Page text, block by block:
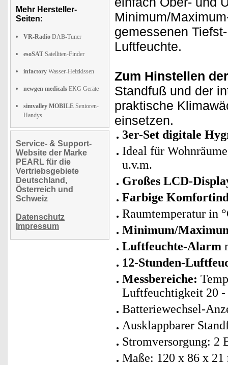
Mehr Hersteller-
Seiten:
VR-Radio DAB-Tuner
esoSAT Satelliten-Finder
infactory Wasser-Heizkissen
newgen medicals EKG Geräte
simvalley MOBILE Senioren-
Handys
Service- & Support-
Website der Marke
PEARL für die
Vertriebsgebiete
Deutschland,
Österreich und
Schweiz
Datenschutz
Impressum
Minimum/
gemessenen
Luftfeuchte.
Zum Hinstellen
Standfuß und der
praktische
einsetzen.
3er-Set digitale
Ideal für
u.v.m.
Großes LCD-
Farbige
Raumtemperatur in
Minimum/
Luftfeuchte-Alarm
12-Stunden-
Messbereiche:
Luftfeuchtigkeit 20 -
Batteriewechsel-
Ausklappbarer
Stromversorgung: 2
Maße: 120 x 86 x